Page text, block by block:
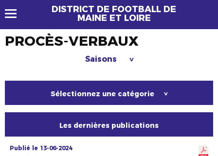
DISTRICT DE FOOTBALL DE
MAINE ET LOIRE
PROCÈS-VERBAUX
Saisons >
Sélectionnez une catégorie >
Les dernières publications
Publié le 13-06-2024